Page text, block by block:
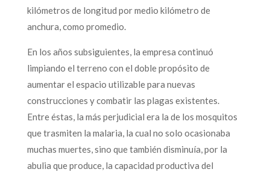
kilómetros de longitud por medio kilómetro de
anchura, como promedio.
En los años subsiguientes, la empresa continuó
limpiando el terreno con el doble propósito de
aumentar el espacio utilizable para nuevas
construcciones y combatir las plagas existentes.
Entre éstas, la más perjudicial era la de los mosquitos
que trasmiten la malaria, la cual no solo ocasionaba
muchas muertes, sino que también disminuía, por la
abulia que produce, la capacidad productiva del